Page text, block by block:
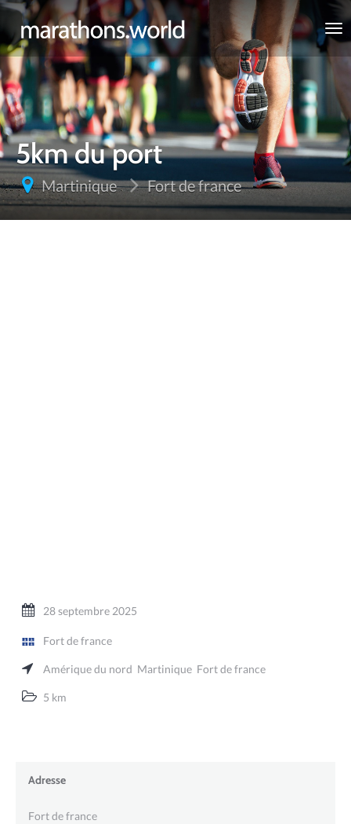
marathons.world
5km du port
Martinique Fort de france
28 septembre 2025
Fort de france
Amérique du nord Martinique Fort de france
5 km
Adresse
Fort de france